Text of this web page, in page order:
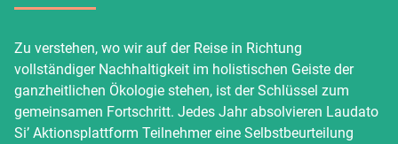
Zu verstehen, wo wir auf der Reise in Richtung
vollständiger Nachhaltigkeit im holistischen Geiste der
ganzheitlichen Ökologie stehen, ist der Schlüssel zum
gemeinsamen Fortschritt. Jedes Jahr absolvieren Laudato
Si’ Aktionsplattform Teilnehmer eine Selbstbeurteilung